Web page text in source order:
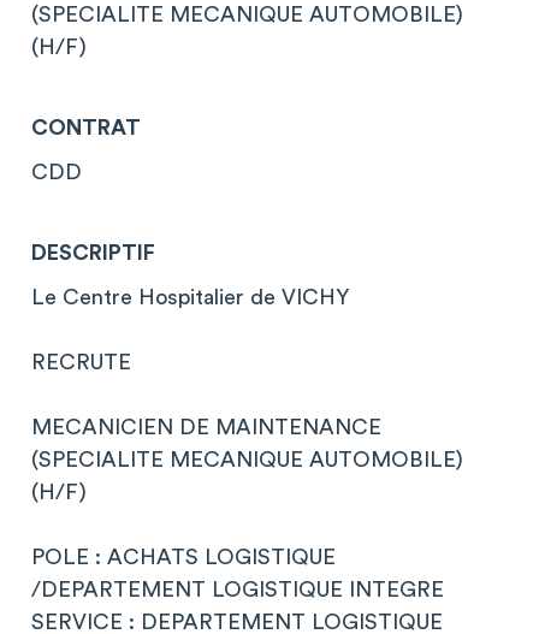
(SPECIALITE MECANIQUE AUTOMOBILE)
(H/F)
CONTRAT
CDD
DESCRIPTIF
Le Centre Hospitalier de VICHY
RECRUTE
MECANICIEN DE MAINTENANCE
(SPECIALITE MECANIQUE AUTOMOBILE)
(H/F)
POLE : ACHATS LOGISTIQUE
/DEPARTEMENT LOGISTIQUE INTEGRE
SERVICE : DEPARTEMENT LOGISTIQUE